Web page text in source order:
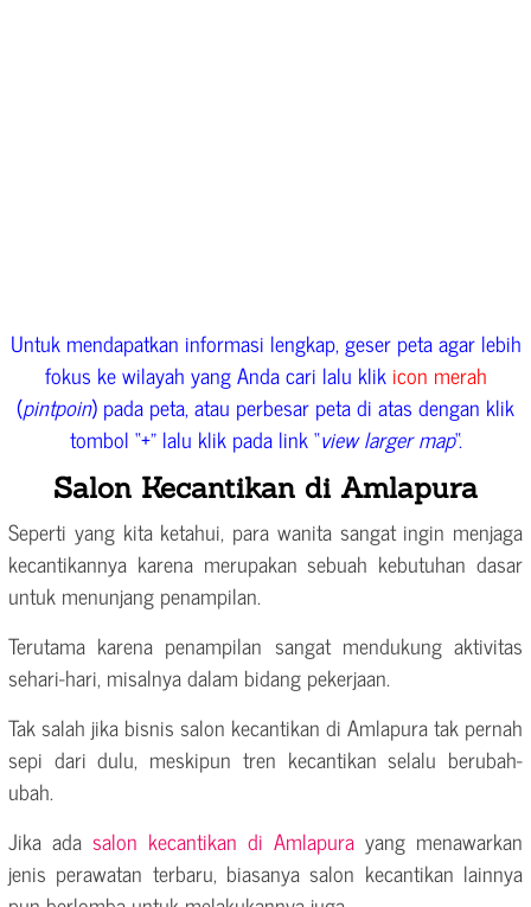
Untuk mendapatkan informasi lengkap, geser peta agar lebih
fokus ke wilayah yang Anda cari lalu klik icon merah
(pintpoin) pada peta, atau perbesar peta di atas dengan klik
tombol “+” lalu klik pada link “view larger map“.
Salon Kecantikan di Amlapura
Seperti yang kita ketahui, para wanita sangat ingin menjaga
kecantikannya karena merupakan sebuah kebutuhan dasar
untuk menunjang penampilan.
Terutama karena penampilan sangat mendukung aktivitas
sehari-hari, misalnya dalam bidang pekerjaan.
Tak salah jika bisnis salon kecantikan di Amlapura tak pernah
sepi dari dulu, meskipun tren kecantikan selalu berubah-
ubah.
Jika ada salon kecantikan di Amlapura yang menawarkan
jenis perawatan terbaru, biasanya salon kecantikan lainnya